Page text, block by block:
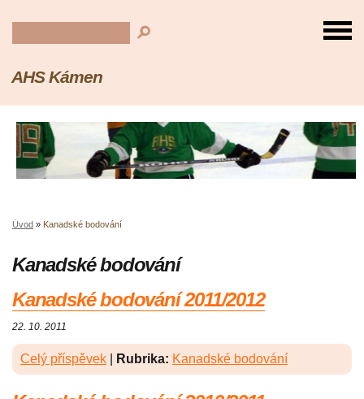
AHS Kámen
Úvod » Kanadské bodování
Kanadské bodování
Kanadské bodování 2011/2012
22. 10. 2011
Celý příspěvek Rubrika: Kanadské bodování